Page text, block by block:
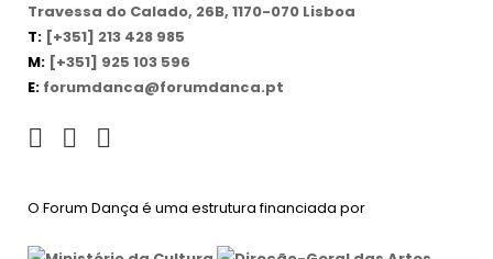
Travessa do Calado, 26B, 1170-070 Lisboa
T: [+351] 213 428 985
M: [+351] 925 103 596
E: forumdanca@forumdanca.pt
O Forum Dança é uma estrutura financiada por